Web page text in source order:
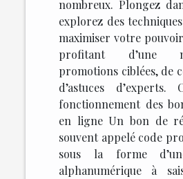
nombreux. Plongez
explorez des
maximiser votre
profitant d’une
promotions ciblées, de
d’astuces d’experts.
fonctionnement des
en ligne Un bon de
souvent appelé code
sous la forme
alphanumérique à